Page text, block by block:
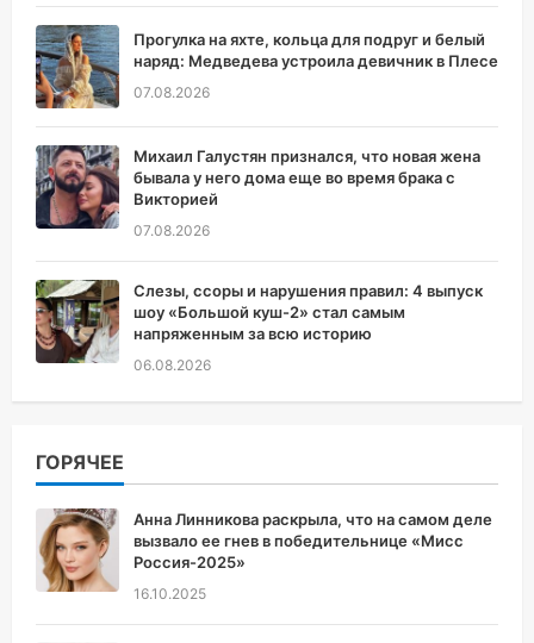
Прогулка на яхте, кольца для подруг и белый
наряд: Медведева устроила девичник в Плесе
07.08.2026
Михаил Галустян признался, что новая жена
бывала у него дома еще во время брака с
Викторией
07.08.2026
Слезы, ссоры и нарушения правил: 4 выпуск
шоу «Большой куш-2» стал самым
напряженным за всю историю
06.08.2026
ГОРЯЧЕЕ
Анна Линникова раскрыла, что на самом деле
вызвало ее гнев в победительнице «Мисс
Россия-2025»
16.10.2025